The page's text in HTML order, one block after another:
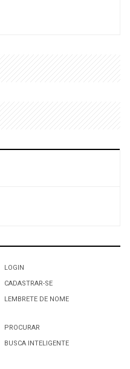
LOGIN
CADASTRAR-SE
LEMBRETE DE NOME
PROCURAR
BUSCA INTELIGENTE